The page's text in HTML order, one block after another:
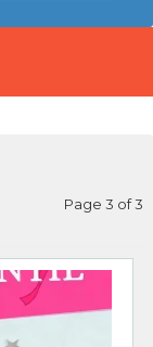
Page 3 of 3